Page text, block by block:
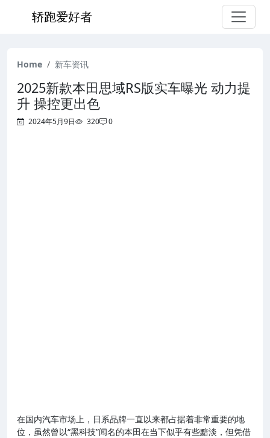
轿跑爱好者
Home 新车资讯
2025新款本田思域RS版实车曝光 动力提
升 操控更出色
2024年5月9日 320 0
在国内汽车市场上，日系品牌一直以来都占据着非常重要的地
位，虽然曾以“黑科技”闻名的本田在当下似乎有些黯淡，但凭借